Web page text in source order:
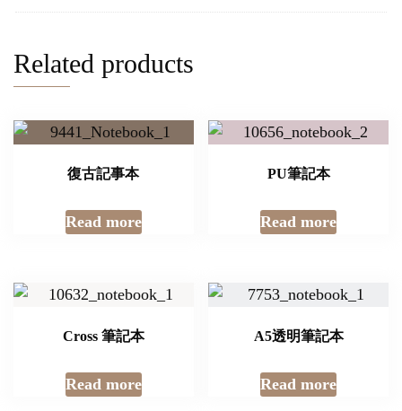
Related products
復古記事本
Read more
PU筆記本
Read more
Cross 筆記本
Read more
A5透明筆記本
Read more